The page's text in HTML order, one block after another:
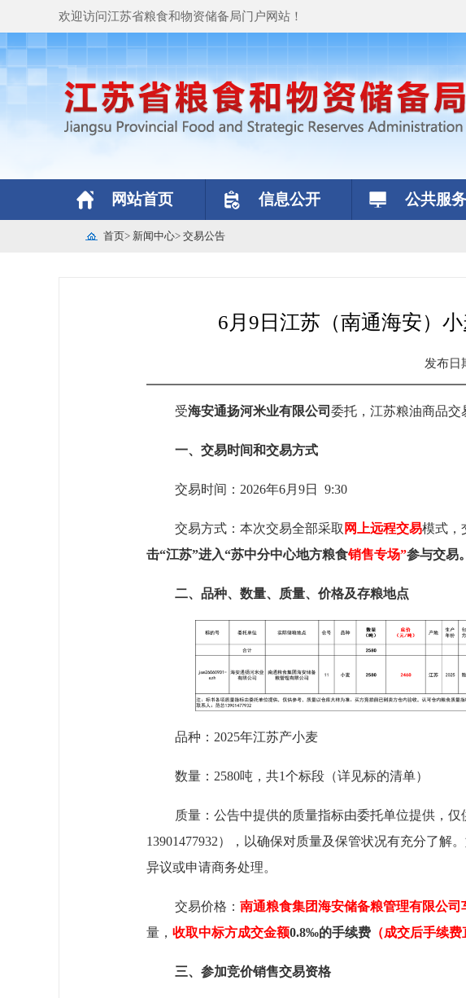
欢迎访问江苏省粮食和物资储备局门户网站！
网站首页 信息公开 公共服务
首页> 新闻中心> 交易公告
6月9日江苏（南通海安）
发布日
受海安通扬河米业有限公司 委托，江苏粮油商品交
一、交易时间和交易方式
交易时间：2026年6月9日 9:30
交易方式：本次交易全部采取 网上远程交易模式，
击“江苏”进入“苏中分中心地方粮食销售专场”参与交易。
二、品种、数量、质量、价格及存粮地点
品种： 2025年江苏产小麦
数量： 2580吨，共1个标段（详见标的清单）
质量：公告中提供的质量指标由委托单位提供，
13901477932），以确保对质量及保管状况有充分了
异议或申请商务处理。
交易价格： 南通粮食集团海安储备粮管理有限公司
量， 收取中标方成交金额0.8‰的手续费（成交后手续费
三、参加竞价销售交易资格